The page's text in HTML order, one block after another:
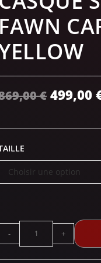
€ 499,00
- +